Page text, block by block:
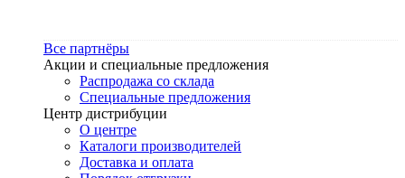
Все партнёры
Акции и специальные предложения
Распродажа со склада
Специальные предложения
Центр дистрибуции
О центре
Каталоги производителей
Доставка и оплата